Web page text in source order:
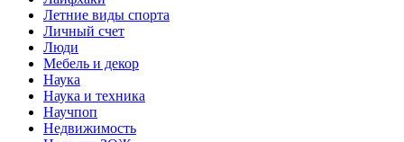
Летние виды спорта
Личный счет
Люди
Мебель и декор
Наука
Наука и техника
Научпоп
Недвижимость